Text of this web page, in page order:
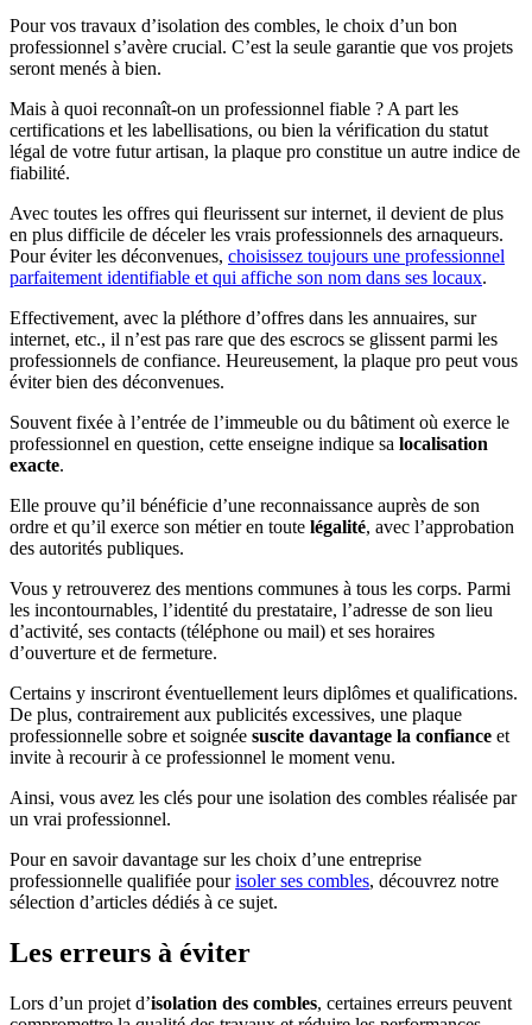
Pour vos travaux d’isolation des combles, le choix d’un bon
professionnel s’avère crucial. C’est la seule garantie que vos projets
seront menés à bien.
Mais à quoi reconnaît-on un professionnel fiable ? A part les
certifications et les labellisations, ou bien la vérification du statut
légal de votre futur artisan, la plaque pro constitue un autre indice de
fiabilité.
Avec toutes les offres qui fleurissent sur internet, il devient de plus
en plus difficile de déceler les vrais professionnels des arnaqueurs.
Pour éviter les déconvenues, choisissez toujours une professionnel
parfaitement identifiable et qui affiche son nom dans ses locaux.
Effectivement, avec la pléthore d’offres dans les annuaires, sur
internet, etc., il n’est pas rare que des escrocs se glissent parmi les
professionnels de confiance. Heureusement, la plaque pro peut vous
éviter bien des déconvenues.
Souvent fixée à l’entrée de l’immeuble ou du bâtiment où exerce le
professionnel en question, cette enseigne indique sa localisation
exacte.
Elle prouve qu’il bénéficie d’une reconnaissance auprès de son
ordre et qu’il exerce son métier en toute légalité, avec l’approbation
des autorités publiques.
Vous y retrouverez des mentions communes à tous les corps. Parmi
les incontournables, l’identité du prestataire, l’adresse de son lieu
d’activité, ses contacts (téléphone ou mail) et ses horaires
d’ouverture et de fermeture.
Certains y inscriront éventuellement leurs diplômes et qualifications.
De plus, contrairement aux publicités excessives, une plaque
professionnelle sobre et soignée suscite davantage la confiance et
invite à recourir à ce professionnel le moment venu.
Ainsi, vous avez les clés pour une isolation des combles réalisée par
un vrai professionnel.
Pour en savoir davantage sur les choix d’une entreprise
professionnelle qualifiée pourisoler ses combles, découvrez notre
sélection d’articles dédiés à ce sujet.
Les erreurs à éviter
Lors d’un projet d’isolation des combles, certaines erreurs peuvent